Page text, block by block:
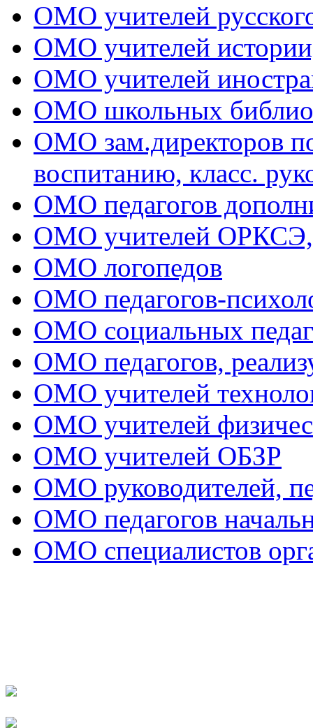
ОМО учителей
ОМО учителей
ОМО учителей
ОМО школьных
ОМО зам.директоров
воспитанию, класс.
ОМО педагогов
ОМО учителей
ОМО логопедов
ОМО педагогов-
ОМО социальных
ОМО педагогов,
ОМО учителей
ОМО учителей
ОМО учителей ОБЗР
ОМО руководителей,
ОМО педагогов
ОМО специалистов